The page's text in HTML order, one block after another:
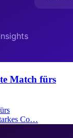
Match fürs
Co…